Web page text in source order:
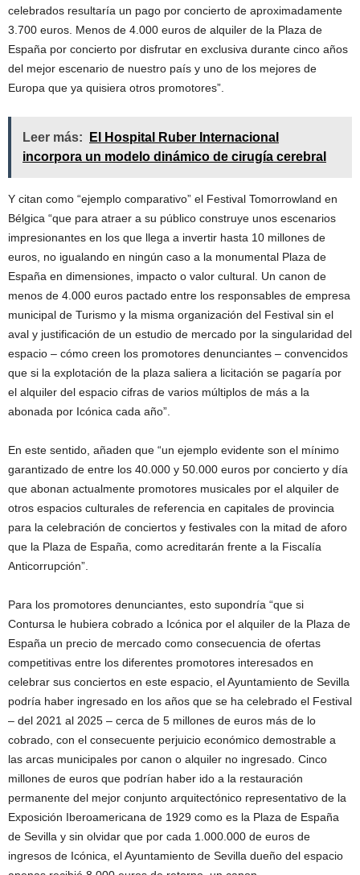
celebrados resultaría un pago por concierto de aproximadamente
3.700 euros. Menos de 4.000 euros de alquiler de la Plaza de
España por concierto por disfrutar en exclusiva durante cinco años
del mejor escenario de nuestro país y uno de los mejores de
Europa que ya quisiera otros promotores”.
Leer más:
El Hospital Ruber Internacional
incorpora un modelo dinámico de cirugía cerebral
Y citan como “ejemplo comparativo” el Festival Tomorrowland en
Bélgica “que para atraer a su público construye unos escenarios
impresionantes en los que llega a invertir hasta 10 millones de
euros, no igualando en ningún caso a la monumental Plaza de
España en dimensiones, impacto o valor cultural. Un canon de
menos de 4.000 euros pactado entre los responsables de empresa
municipal de Turismo y la misma organización del Festival sin el
aval y justificación de un estudio de mercado por la singularidad del
espacio – cómo creen los promotores denunciantes – convencidos
que si la explotación de la plaza saliera a licitación se pagaría por
el alquiler del espacio cifras de varios múltiplos de más a la
abonada por Icónica cada año”.
En este sentido, añaden que “un ejemplo evidente son el mínimo
garantizado de entre los 40.000 y 50.000 euros por concierto y día
que abonan actualmente promotores musicales por el alquiler de
otros espacios culturales de referencia en capitales de provincia
para la celebración de conciertos y festivales con la mitad de aforo
que la Plaza de España, como acreditarán frente a la Fiscalía
Anticorrupción”.
Para los promotores denunciantes, esto supondría “que si
Contursa le hubiera cobrado a Icónica por el alquiler de la Plaza de
España un precio de mercado como consecuencia de ofertas
competitivas entre los diferentes promotores interesados en
celebrar sus conciertos en este espacio, el Ayuntamiento de Sevilla
podría haber ingresado en los años que se ha celebrado el Festival
– del 2021 al 2025 – cerca de 5 millones de euros más de lo
cobrado, con el consecuente perjuicio económico demostrable a
las arcas municipales por canon o alquiler no ingresado. Cinco
millones de euros que podrían haber ido a la restauración
permanente del mejor conjunto arquitectónico representativo de la
Exposición Iberoamericana de 1929 como es la Plaza de España
de Sevilla y sin olvidar que por cada 1.000.000 de euros de
ingresos de Icónica, el Ayuntamiento de Sevilla dueño del espacio